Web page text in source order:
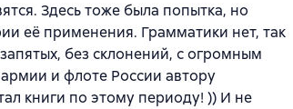
Здесь тоже была попытка, но
её применения. Грамматики нет, так
без склонений, с огромным
и флоте России автору
книги по этому периоду! )) И не